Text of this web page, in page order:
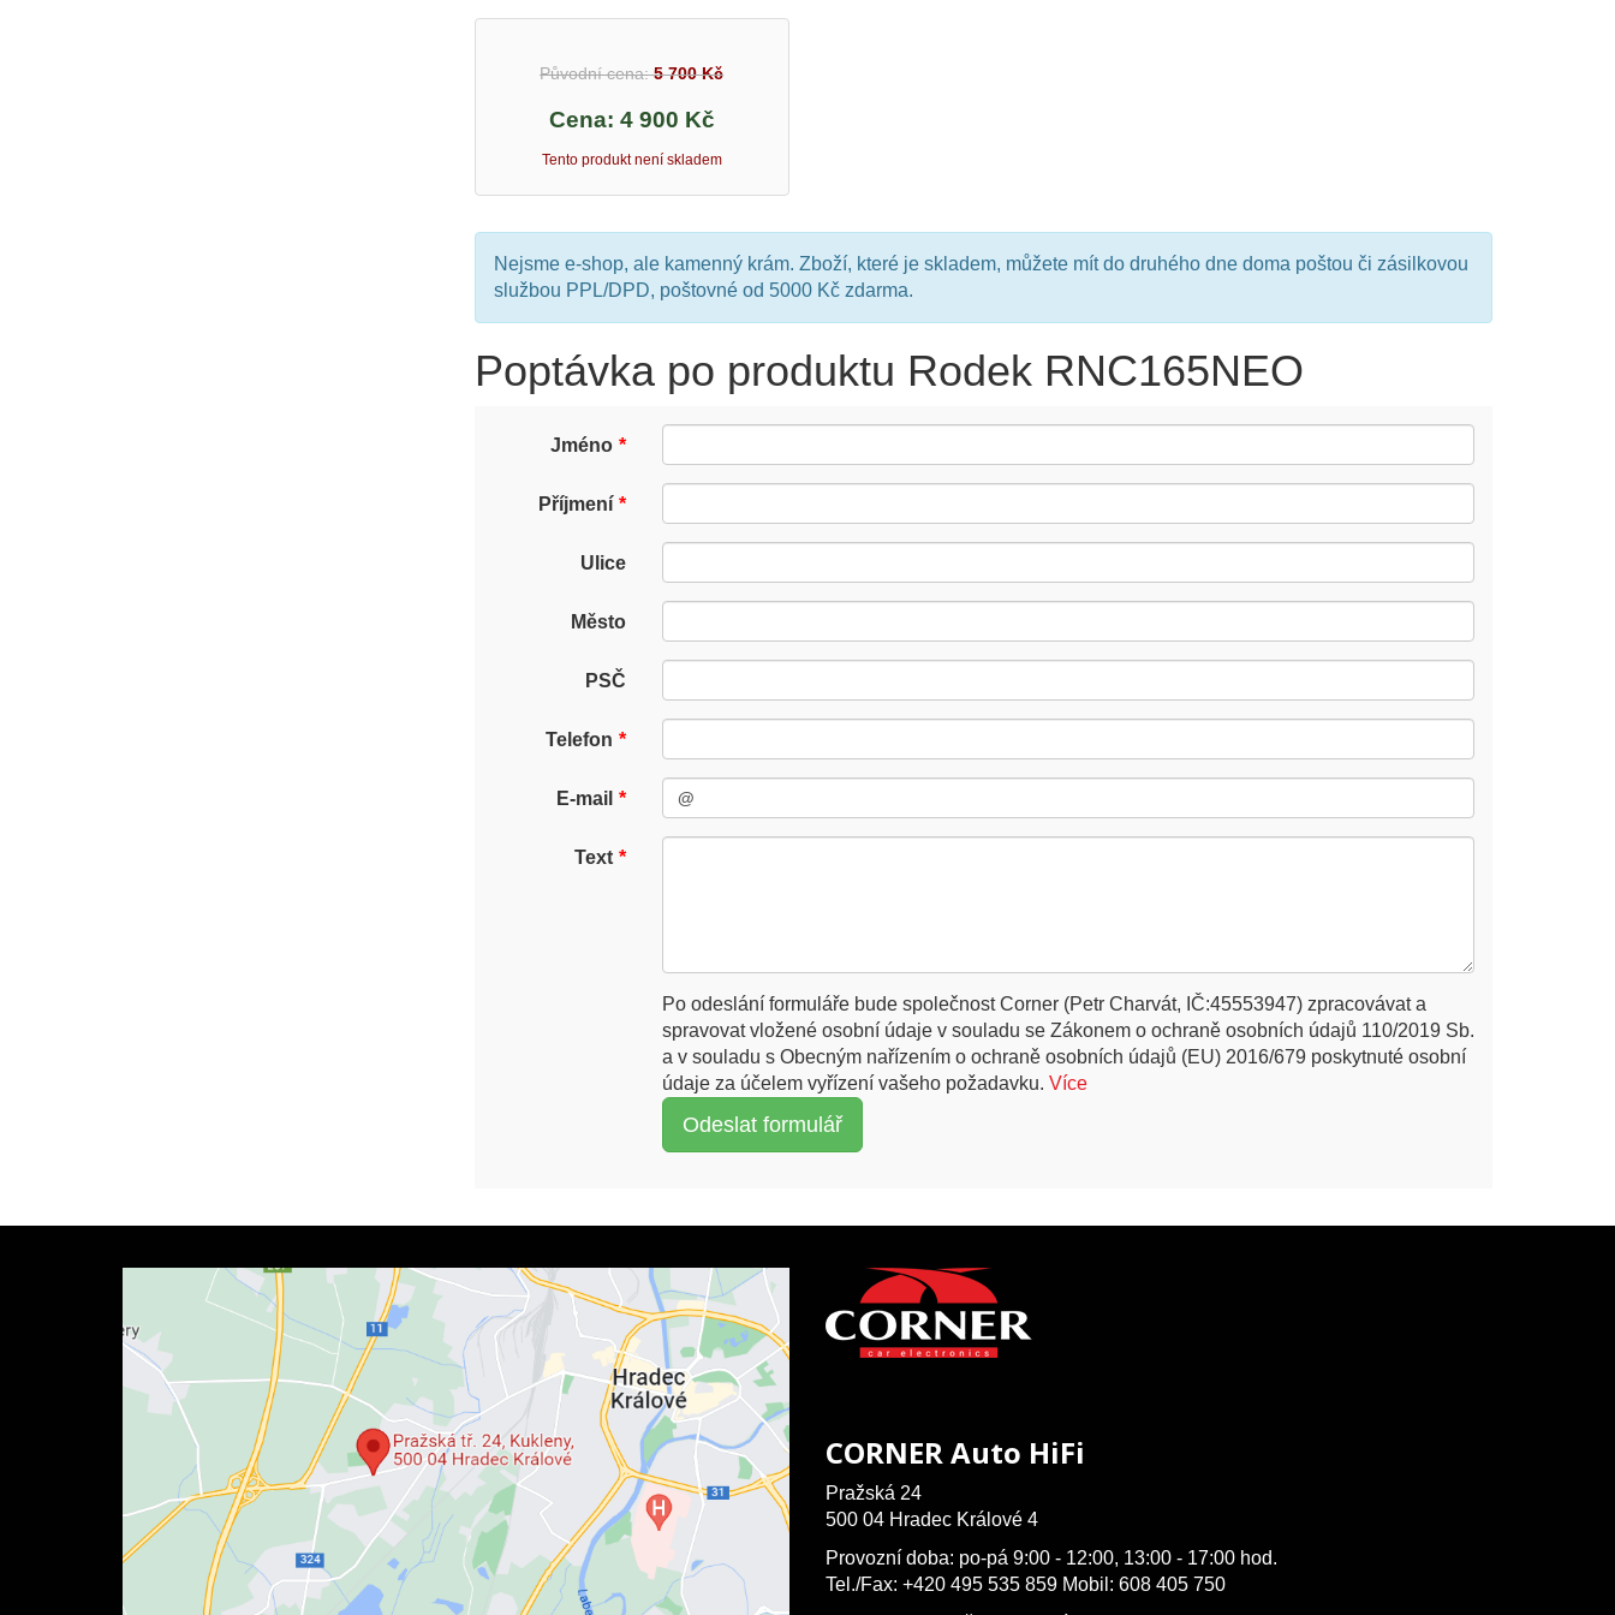
Původní cena: 5 700 Kč
Cena: 4 900 Kč
Tento produkt není skladem
Nejsme e-shop, ale kamenný krám. Zboží, které je skladem, můžete mít do druhého dne doma poštou či zásilkovou
službou PPL/DPD, poštovné od 5000 Kč zdarma.
Poptávka po produktu Rodek RNC165NEO
Jméno
Příjmení
Ulice
Město
PSČ
Telefon
E-mail
Text
Po odeslání formuláře bude společnost Corner (Petr Charvát, IČ:45553947) zpracovávat a
spravovat vložené osobní údaje v souladu se Zákonem o ochraně osobních údajů 110/2019 Sb.
a v souladu s Obecným nařízením o ochraně osobních údajů (EU) 2016/679 poskytnuté osobní
údaje za účelem vyřízení vašeho požadavku. Více
CORNER Auto HiFi
Pražská 24
500 04 Hradec Králové 4
Provozní doba: po-pá 9:00 - 12:00, 13:00 - 17:00 hod.
Tel./Fax: +420 495 535 859 Mobil: 608 405 750